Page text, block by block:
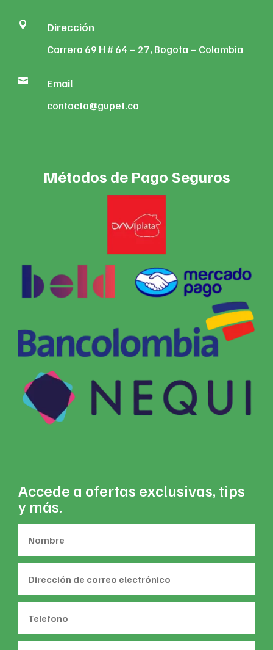
 Dirección
Carrera 69 H # 64 – 27, Bogota – Colombia
 Email
contacto@gupet.co
Métodos de Pago Seguros
Accede a ofertas exclusivas, tips
y más.